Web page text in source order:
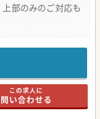
部のみのご対応も
を併設しており、
きく貢献されてい
の立地にあり通勤
い。
この求人に
問い合わせる